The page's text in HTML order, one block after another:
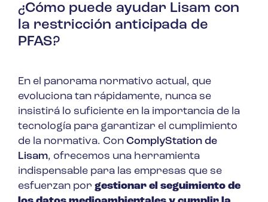
¿Cómo puede ayudar Lisam con
la restricción anticipada de
PFAS?
En el panorama normativo actual, que
evoluciona tan rápidamente, nunca se
insistirá lo suficiente en la importancia de la
tecnología para garantizar el cumplimiento
de la normativa. Con ComplyStation de
Lisam, ofrecemos una herramienta
indispensable para las empresas que se
esfuerzan por gestionar el seguimiento de